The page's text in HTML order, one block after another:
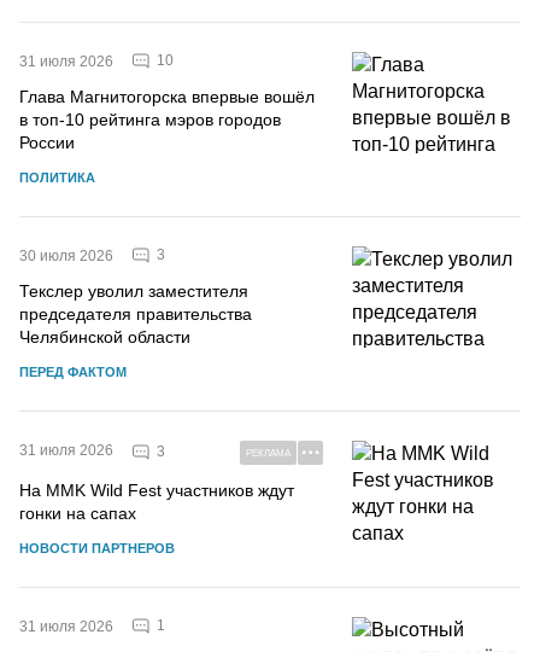
31 июля 2026 10
Глава Магнитогорска впервые вошёл
в топ-10 рейтинга мэров городов
России
ПОЛИТИКА
30 июля 2026 3
Текслер уволил заместителя
председателя правительства
Челябинской области
ПЕРЕД ФАКТОМ
31 июля 2026 3 РЕКЛАМА
На MMK Wild Fest участников ждут
гонки на сапах
НОВОСТИ ПАРТНЕРОВ
31 июля 2026 1